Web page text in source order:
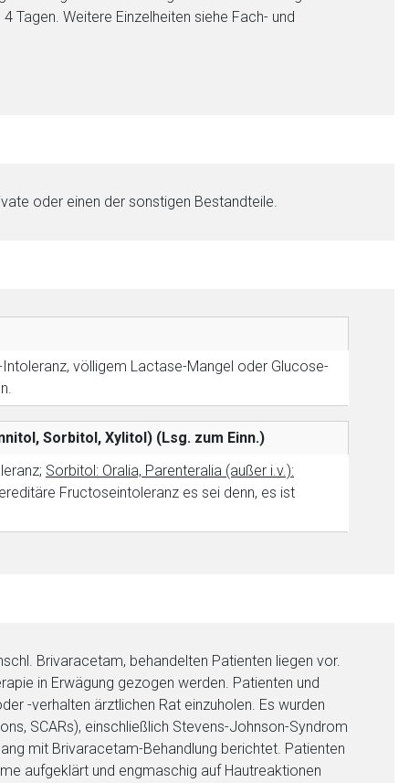
Tagen. Weitere Einzelheiten siehe Fach- und
oder einen der sonstigen Bestandteile.
völligem Lactase-Mangel oder Glucose-
Sorbitol, Xylitol) (Lsg. zum Einn.)
Sorbitol: Oralia, Parenteralia (außer i.v.):
Fructoseintoleranz es sei denn, es ist
Brivaracetam, behandelten Patienten liegen vor.
in Erwägung gezogen werden. Patienten und
-verhalten ärztlichen Rat einzuholen. Es wurden
SCARs), einschließlich Stevens-Johnson-Syndrom
mit Brivaracetam-Behandlung berichtet. Patienten
aufgeklärt und engmaschig auf Hautreaktionen
Web-Seite ist deren